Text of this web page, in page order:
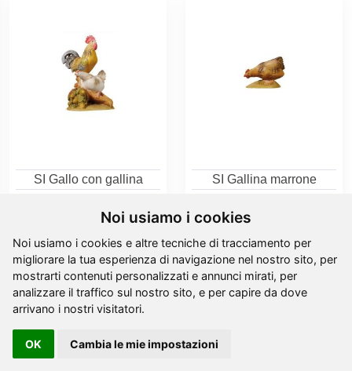
Noi usiamo i cookies
Noi usiamo i cookies e altre tecniche di tracciamento per
migliorare la tua esperienza di navigazione nel nostro sito, per
mostrarti contenuti personalizzati e annunci mirati, per
analizzare il traffico sul nostro sito, e per capire da dove
arrivano i nostri visitatori.
OK Cambia le mie impostazioni
SI Gallo con gallina
SI Gallina marrone